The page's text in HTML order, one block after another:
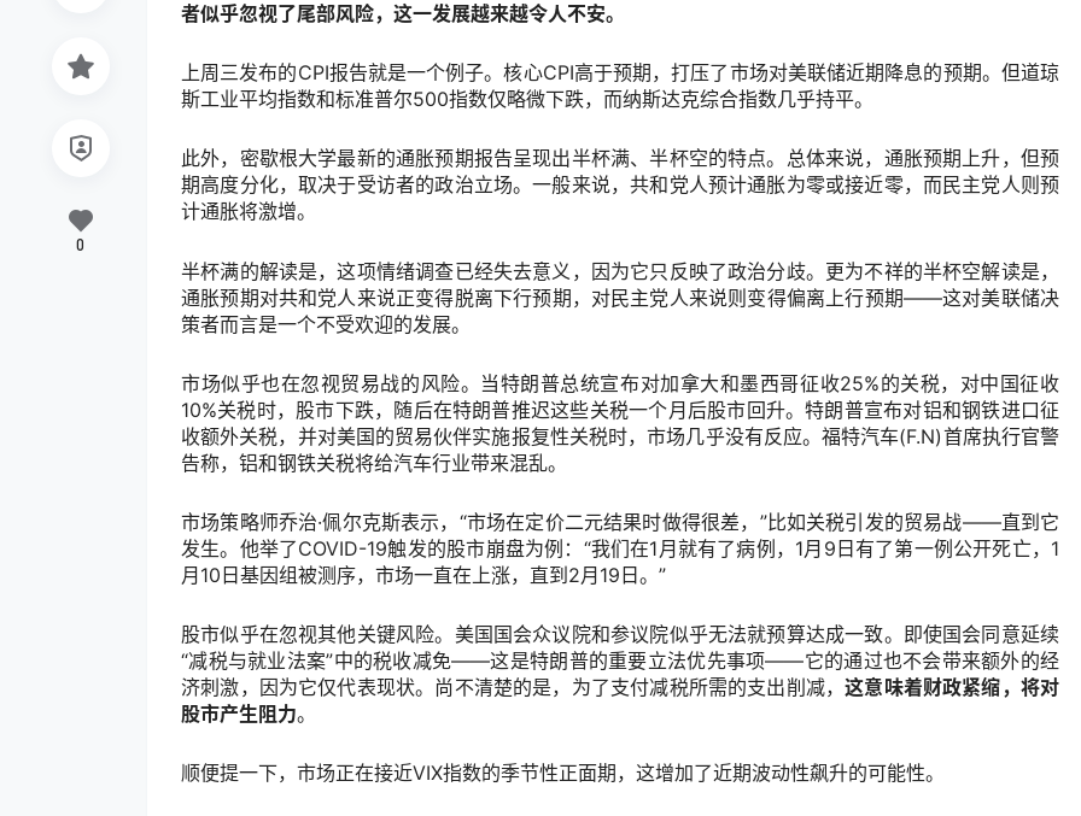
者似乎忽视了尾部风险，这一发展越来越令人不安。
上周三发布的CPI报告就是一个例子。核心CPI高于预期，打压了市场对美联储近期降息的预期。但道琼
斯工业平均指数和标准普尔500指数仅略微下跌，而纳斯达克综合指数几乎持平。
此外，密歇根大学最新的通胀预期报告呈现出半杯满、半杯空的特点。总体来说，通胀预期上升，但预
期高度分化，取决于受访者的政治立场。一般来说，共和党人预计通胀为零或接近零，而民主党人则预
计通胀将激增。
半杯满的解读是，这项情绪调查已经失去意义，因为它只反映了政治分歧。更为不祥的半杯空解读是，
通胀预期对共和党人来说正变得脱离下行预期，对民主党人来说则变得偏离上行预期——这对美联储决
策者而言是一个不受欢迎的发展。
市场似乎也在忽视贸易战的风险。当特朗普总统宣布对加拿大和墨西哥征收25%的关税，对中国征收
10%关税时，股市下跌，随后在特朗普推迟这些关税一个月后股市回升。特朗普宣布对铝和钢铁进口征
收额外关税，并对美国的贸易伙伴实施报复性关税时，市场几乎没有反应。福特汽车(F.N)首席执行官警
告称，铝和钢铁关税将给汽车行业带来混乱。
市场策略师乔治·佩尔克斯表示， “市场在定价二元结果时做得很差， ”比如关税引发的贸易战——直到它
发生。他举了COVID-19触发的股市崩盘为例： “我们在1 月就有了病例， 1月 9日有了第一例公开死亡， 1
月10日基因组被测序，市场一直在上涨，直到2月19日。 ”
股市似乎在忽视其他关键风险。美国国会众议院和参议院似乎无法就预算达成一致。即使国会同意延续
“减税与就业法案”中的税收减免——这是特朗普的重要立法优先事项——它的通过也不会带来额外的经
济刺激，因为它仅代表现状。尚不清楚的是，为了支付减税所需的支出削减，这意味着财政紧缩，将对
股市产生阻力。
顺便提一下，市场正在接近VIX指数的季节性正面期，这增加了近期波动性飙升的可能性。
0